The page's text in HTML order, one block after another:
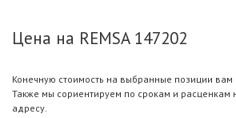
Цена на REMSA 147202
Конечную стоимость на выбранные позиции
Также мы сориентируем по срокам и расценкам
адресу.